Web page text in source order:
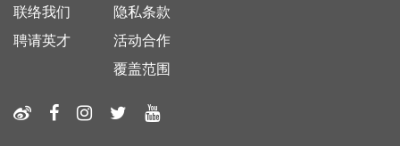
联络我们
聘请英才
隐私条款
活动合作
覆盖范围